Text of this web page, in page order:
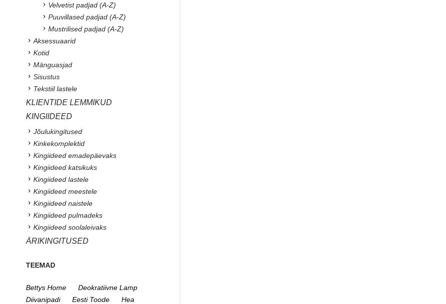
Velvetist padjad (A-Z)
Puuvillased padjad (A-Z)
Mustrilised padjad (A-Z)
Aksessuaarid
Kotid
Mänguasjad
Sisustus
Tekstiil lastele
KLIENTIDE LEMMIKUD
KINGIIDEED
Jõulukingitused
Kinkekomplektid
Kingiideed emadepäevaks
Kingiideed katsikuks
Kingiideed lastele
Kingiideed meestele
Kingiideed naistele
Kingiideed pulmadeks
Kingiideed soolaleivaks
ÄRIKINGITUSED
TEEMAD
Bettys Home
Deokratiivne Lamp
Diivanipadi
Eesti Toode
Hea